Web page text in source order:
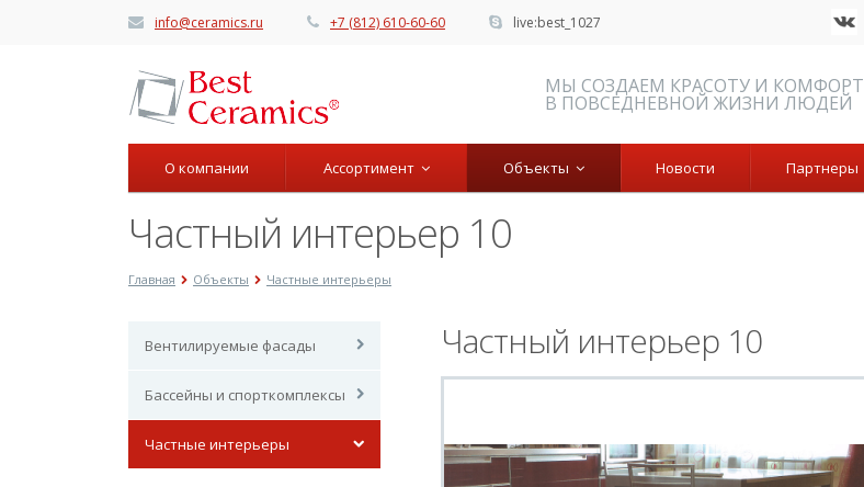
info@ceramics.ru +7 (812) 610-60-60 live:best_1027
МЫ СОЗДАЕМ КРАСОТУ И КОМФОРТ
В ПОВСЕДНЕВНОЙ ЖИЗНИ ЛЮДЕЙ
О компании Ассортимент Объекты Новости Партнеры
Частный интерьер 10
Главная Объекты Частные интерьеры
Вентилируемые фасады
Бассейны и спорткомплексы
Частные интерьеры
Частный интерьер 10